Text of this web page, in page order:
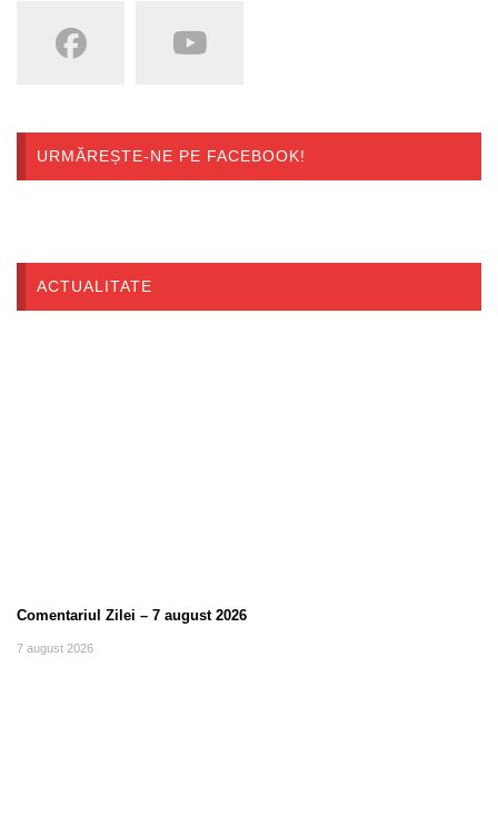
URMĂREȘTE-NE PE FACEBOOK!
ACTUALITATE
Comentariul Zilei – 7 august 2026
7 august 2026